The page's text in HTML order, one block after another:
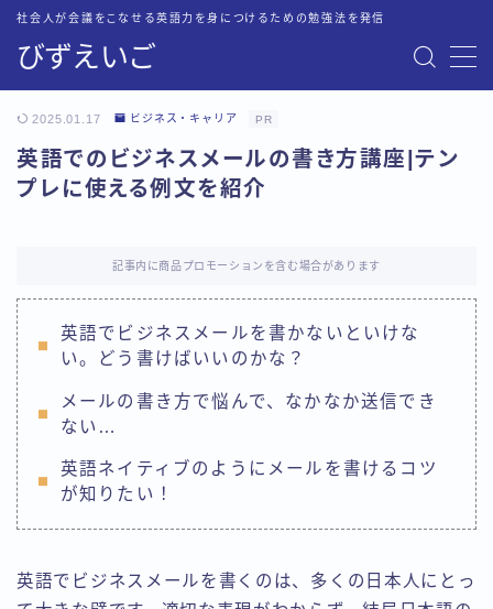
びずえいご
社会人が会議をこなせる英語力を身につけるための勉強法を発信
プライバシーポリシー
英語会議に必要な英語力を最短・最速で身につける方法
2025.01.17 ビジネス・キャリア PR
英語でのビジネスメールの書き方講座|テン
プレに使える例文を紹介
記事内に商品プロモーションを含む場合があります
英語でビジネスメールを書かないといけな
い。どう書けばいいのかな？
メールの書き方で悩んで、なかなか送信でき
ない…
英語ネイティブのようにメールを書けるコツ
が知りたい！
英語でビジネスメールを書くのは、多くの日本人にとっ